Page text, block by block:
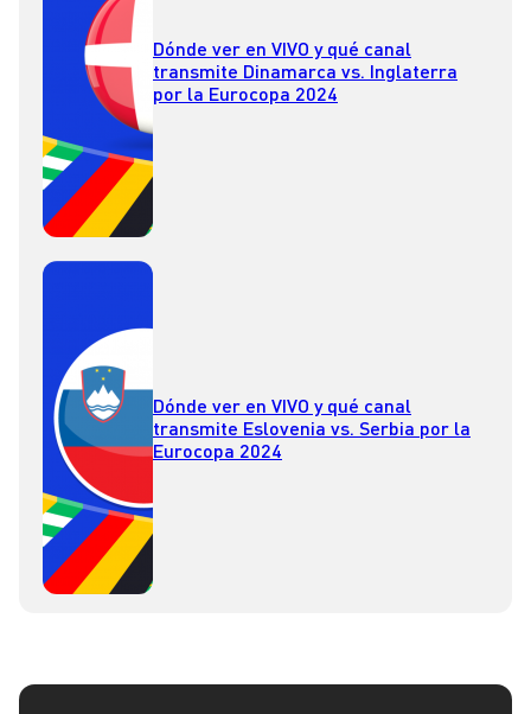
Dónde ver en VIVO y qué canal
transmite Dinamarca vs. Inglaterra
por la Eurocopa 2024
Dónde ver en VIVO y qué canal
transmite Eslovenia vs. Serbia por la
Eurocopa 2024